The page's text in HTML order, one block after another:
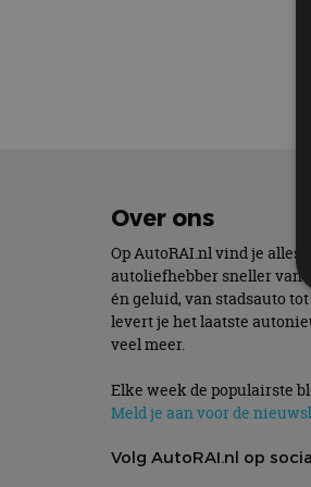
Over ons
Op AutoRAI.nl vind je alles
autoliefhebber sneller van
én geluid, van stadsauto
levert je het laatste
veel meer.
Elke week de populairste
Meld je aan voor de
Volg AutoRAI.nl op